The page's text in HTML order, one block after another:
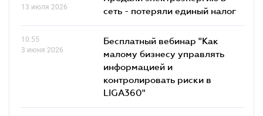
13 июля 2026
сеть - потеряли единый налог
10.55
3 июня 2026
Бесплатный вебинар "Как
малому бизнесу управлять
информацией и
контролировать риски в
LIGA360"